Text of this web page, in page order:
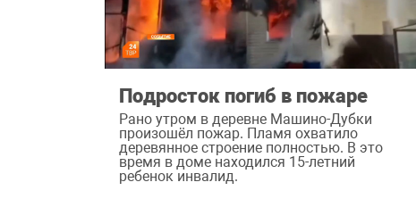
Подросток погиб в пожаре
Рано утром в деревне Машино-Дубки
произошёл пожар. Пламя охватило
деревянное строение полностью. В это
время в доме находился 15-летний
ребенок инвалид.